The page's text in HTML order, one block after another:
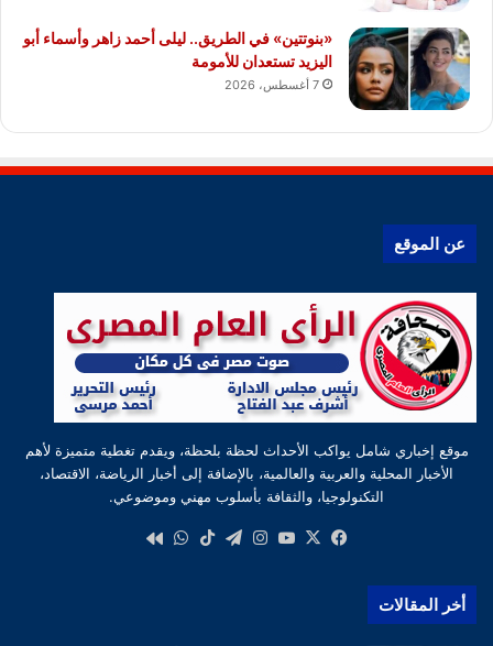
«بنوتتين» في الطريق.. ليلى أحمد زاهر وأسماء أبو
اليزيد تستعدان للأمومة
7 أغسطس، 2026
عن الموقع
موقع إخباري شامل يواكب الأحداث لحظة بلحظة، ويقدم تغطية متميزة لأهم
الأخبار المحلية والعربية والعالمية، بالإضافة إلى أخبار الرياضة، الاقتصاد،
التكنولوجيا، والثقافة بأسلوب مهني وموضوعي.
فيسبوك
‫X
‫YouTube
انستقرام
تيلقرام‫TikTokواتساب
أخر المقالات